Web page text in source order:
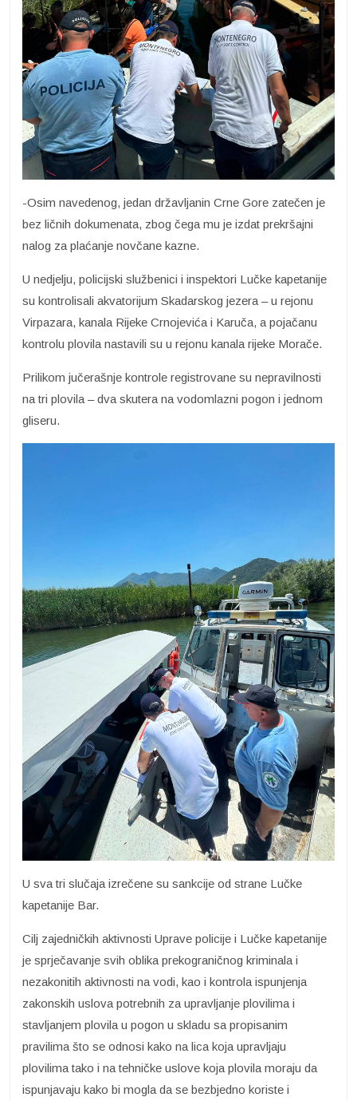
-Osim navedenog, jedan državljanin Crne Gore zatečen je
bez ličnih dokumenata, zbog čega mu je izdat prekršajni
nalog za plaćanje novčane kazne.
U nedjelju, policijski službenici i inspektori Lučke kapetanije
su kontrolisali akvatorijum Skadarskog jezera – u rejonu
Virpazara, kanala Rijeke Crnojevića i Karuča, a pojačanu
kontrolu plovila nastavili su u rejonu kanala rijeke Morače.
Prilikom jučerašnje kontrole registrovane su nepravilnosti
na tri plovila – dva skutera na vodomlazni pogon i jednom
gliseru.
U sva tri slučaja izrečene su sankcije od strane Lučke
kapetanije Bar.
Cilj zajedničkih aktivnosti Uprave policije i Lučke kapetanije
je sprječavanje svih oblika prekograničnog kriminala i
nezakonitih aktivnosti na vodi, kao i kontrola ispunjenja
zakonskih uslova potrebnih za upravljanje plovilima i
stavljanjem plovila u pogon u skladu sa propisanim
pravilima što se odnosi kako na lica koja upravljaju
plovilima tako i na tehničke uslove koja plovila moraju da
ispunjavaju kako bi mogla da se bezbjedno koriste i